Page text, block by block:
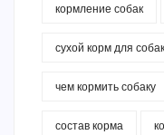
кормление собак
сухой корм для собак
чем кормить собаку
состав корма